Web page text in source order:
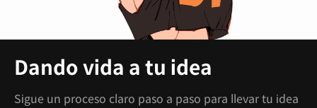
Dando vida a tu idea
Sigue un proceso claro paso a paso para llevar tu idea